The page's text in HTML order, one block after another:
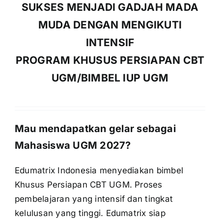
SUKSES MENJADI GADJAH MADA
MUDA DENGAN MENGIKUTI
INTENSIF
PROGRAM KHUSUS PERSIAPAN CBT
UGM/BIMBEL IUP UGM
Mau mendapatkan gelar sebagai
Mahasiswa UGM 2027?
Edumatrix Indonesia menyediakan bimbel
Khusus Persiapan CBT UGM. Proses
pembelajaran yang intensif dan tingkat
kelulusan yang tinggi. Edumatrix siap